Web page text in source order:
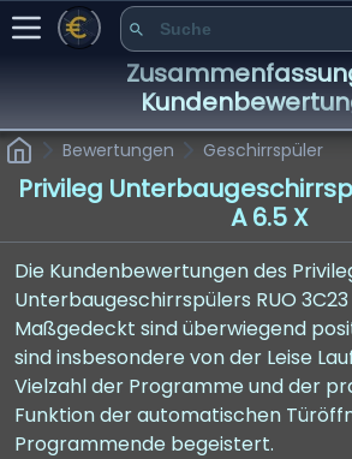
Bewertungen Geschirrspüler
Privileg
A 6.5 X
Die Kundenbewertungen des
Unterbaugeschirrspülers RUO 3C23
Maßgedeckt sind überwiegend
sind insbesondere von der Leise
Vielzahl der Programme und der
Funktion der automatischen
Programmende begeistert.